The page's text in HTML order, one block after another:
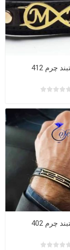
چرم 412
چرم 402